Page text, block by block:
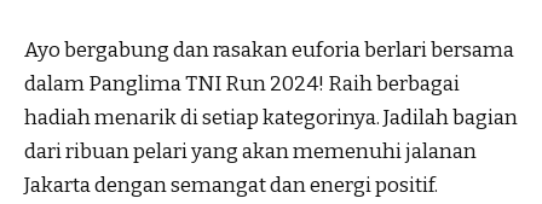
Ayo bergabung dan rasakan euforia berlari bersama
dalam Panglima TNI Run 2024! Raih berbagai
hadiah menarik di setiap kategorinya. Jadilah bagian
dari ribuan pelari yang akan memenuhi jalanan
Jakarta dengan semangat dan energi positif.